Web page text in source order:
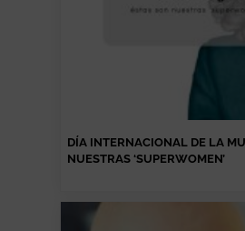
DÍA INTERNACIONAL DE LA
NUESTRAS ‘SUPERWOMEN’